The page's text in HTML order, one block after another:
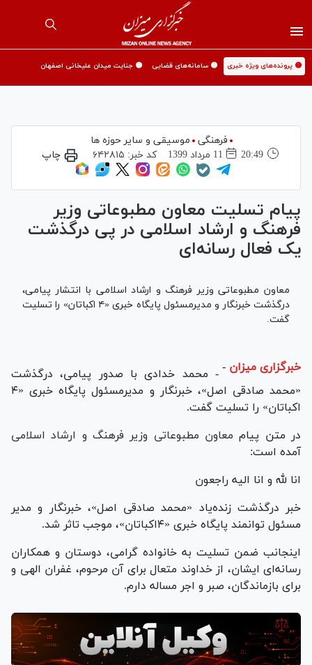
🟡 پرونده‌های ویژه خبری 🟡 سامانه‌های قضایی 🟡 جنایت میدان علیخانی اصفهان
فرهنگی
موسیقی و سایر حوزه ها
20:49
11 مرداد 1399 کد خبر: ۶۴۲۸۱۵ چاپ
پیام تسلیت معاون مطبوعاتی وزیر
فرهنگ و ارشاد اسلامی در پی درگذشت
یک فعال رسانه‌ای
معاون مطبوعاتی وزیر فرهنگ و ارشاد اسلامی با انتشار پیامی،
درگذشت خبرنگار و مدیرمسئول پایگاه خبری «۴ اکباتان» را تسلیت
گفت.
خبرگزاری میزان - - محمد خدادی با صدور پیامی، درگذشت
«محمد صادقی اصل»، خبرنگار و مدیرمسئول پایگاه خبری «۴
اکباتان» را تسلیت گفت.
در متن پیام معاون مطبوعاتی وزیر فرهنگ و ارشاد اسلامی
آمده است:
انا لله و انا الیه راجعون
خبر درگذشت زنده‌یاد «محمد صادقی اصل»، خبرنگار و مدیر
مسئول توانمند پایگاه خبری «۴اکباتان»، موجب تاثر شد.
اینجانب ضمن تسلیت به خانواده گرامی، دوستان و همکاران
رسانه‌ای ایشان، از خداوند متعال برای آن مرحوم، غفران الهی و
برای بازماندگان، صبر و اجر مساله دارم.